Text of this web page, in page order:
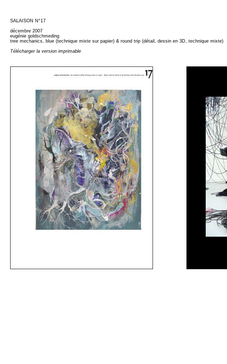
SALAISON N°17
décembre 2007
eugénie goldschmeding
tree mechanics, blue (technique mixte sur papier) & round trip (détail, dessin en 3D, technique mixte)
Télécharger la version imprimable